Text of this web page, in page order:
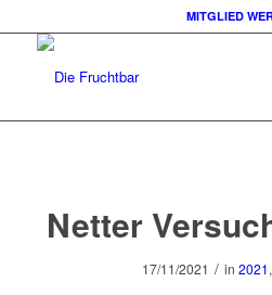
MITGLIED
Netter
17/11/2021 / in 2021,